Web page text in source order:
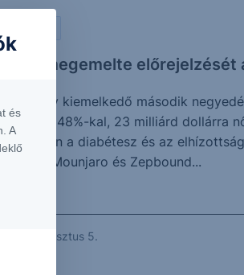
Ismét megemelte előrejelzését
Az Eli Lilly kiemelkedő második
48%-kal, 23 milliárd dollárra
elsősorban a diabétesz és az
szolgáló Mounjaro és Zepbound...
2026. augusztus 5.
és
A